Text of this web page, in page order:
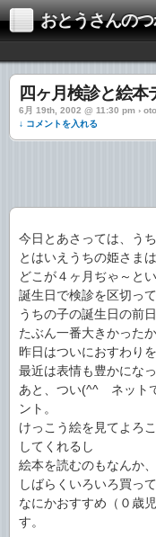
おとうさんの
四ヶ月検診と絵本
6月 19th, 2002 @ 11:30 pm ›
↓ コメントを入れる
今日とあさっては、う
とはいえうちの姫さま
どこが４ヶ月ぢゃ～と
誕生日で検診を区切っ
うちの子の誕生日の前
たぶん一番大きかったか
昨日はついにおすわり
最近は表情も豊かにな
あと、つい(^^ゞネット
ント。
けっこう絵を見てよろ
してくれるし
絵本を読むのもなんか
しばらくいろいろ買っ
なにかおすすめ（０歳
す。